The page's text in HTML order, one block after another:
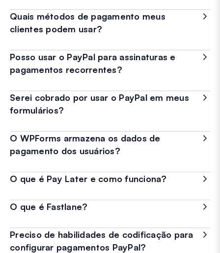
Quais métodos de pagamento meus
clientes podem usar?
Posso usar o PayPal para assinaturas e
pagamentos recorrentes?
Serei cobrado por usar o PayPal em meus
formulários?
O WPForms armazena os dados de
pagamento dos usuários?
O que é Pay Later e como funciona?
O que é Fastlane?
Preciso de habilidades de codificação para
configurar pagamentos PayPal?